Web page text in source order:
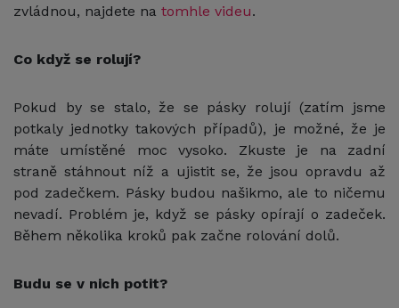
zvládnou, najdete na tomhle videu.
Co když se rolují?
Pokud by se stalo, že se pásky rolují (zatím jsme
potkaly jednotky takových případů), je možné, že je
máte umístěné moc vysoko. Zkuste je na zadní
straně stáhnout níž a ujistit se, že jsou opravdu až
pod zadečkem. Pásky budou našikmo, ale to ničemu
nevadí. Problém je, když se pásky opírají o zadeček.
Během několika kroků pak začne rolování dolů.
Budu se v nich potit?